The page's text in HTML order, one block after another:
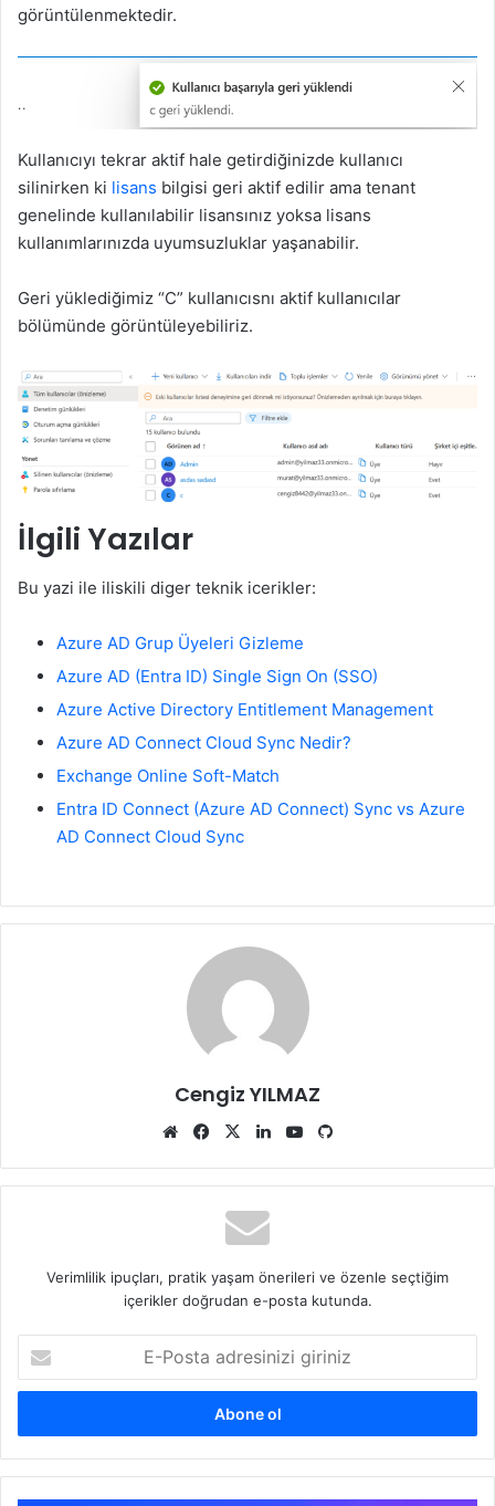
görüntülenmektedir.
Kullanıcıyı tekrar aktif hale getirdiğinizde kullanıcı
silinirken ki lisans bilgisi geri aktif edilir ama tenant
genelinde kullanılabilir lisansınız yoksa lisans
kullanımlarınızda uyumsuzluklar yaşanabilir.
Geri yüklediğimiz “C” kullanıcısnı aktif kullanıcılar
bölümünde görüntüleyebiliriz.
İlgili Yazılar
Bu yazi ile iliskili diger teknik icerikler:
Azure AD Grup Üyeleri Gizleme
Azure AD (Entra ID) Single Sign On (SSO)
Azure Active Directory Entitlement Management
Azure AD Connect Cloud Sync Nedir?
Exchange Online Soft-Match
Entra ID Connect (Azure AD Connect) Sync vs Azure
AD Connect Cloud Sync
Cengiz YILMAZ
Web
Facebook
X LinkedInYouTube
Verimlilik ipuçları, pratik yaşam önerileri ve özenle seçtiğim
içerikler doğrudan e-posta kutunda.
Posta
adresinizi